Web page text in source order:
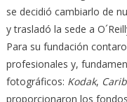
se decidió cambiarlo de
y trasladó la sede a
Para su fundación
profesionales y,
fotográficos: Kodak,
proporcionaron los